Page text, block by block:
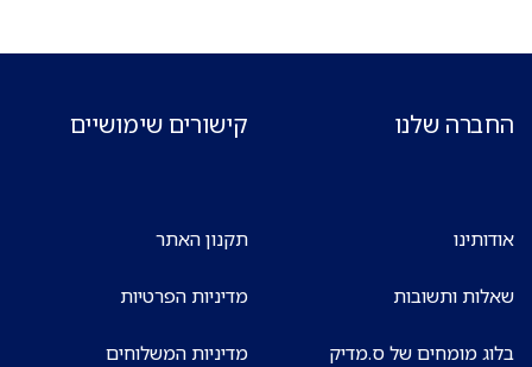
החברה שלנו
אודותינו
שאלות ותשובות
בלוג מומחים של ס.מדיק
קישורים שימושיים
תקנון האתר
מדיניות הפרטיות
מדיניות המשלוחים